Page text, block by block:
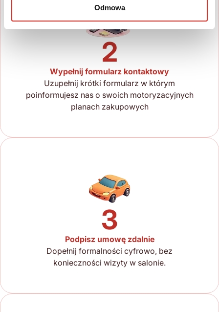
Odmowa
2
Wypełnij formularz kontaktowy
Uzupełnij krótki formularz w którym
poinformujesz nas o swoich motoryzacyjnych
planach zakupowych
3
Podpisz umowę zdalnie
Dopełnij formalności cyfrowo, bez
konieczności wizyty w salonie.